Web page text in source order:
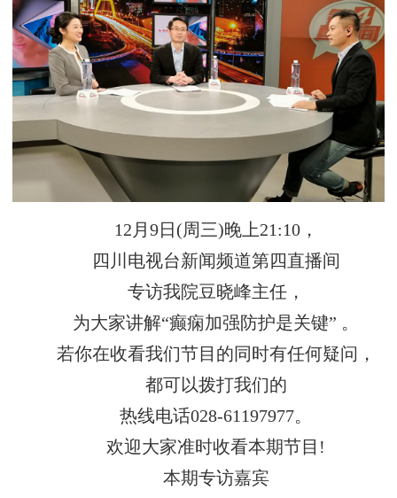
12月9日(周三)晚上21:10，
四川电视台新闻频道第四直播间
专访我院豆晓峰主任，
为大家讲解“癫痫加强防护是关键” 。
若你在收看我们节目的同时有任何疑问，
都可以拨打我们的
热线电话028-61197977。
欢迎大家准时收看本期节目!
本期专访嘉宾